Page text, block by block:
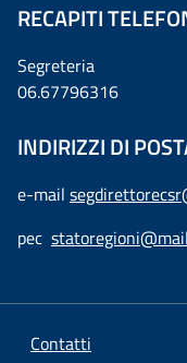
RECAPITI
Segreteria
06.67796316
INDIRIZZI DI
e-mail
pec
Contatti